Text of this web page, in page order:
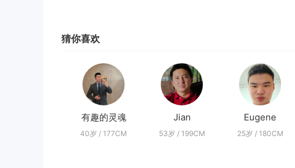
猜你喜欢
有趣的灵魂
40岁 / 177CM
Jian
53岁 / 199CM
Eugene
25岁 / 180CM